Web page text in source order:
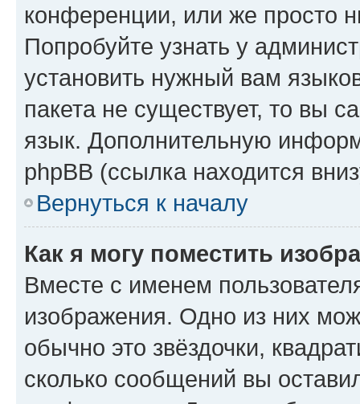
конференции, или же просто
Попробуйте узнать у
установить нужный вам
пакета не существует, то вы
язык. Дополнительную
phpBB (ссылка находится
Вернуться к началу
Как я могу поместить
Вместе с именем
изображения. Одно из них
обычно это звёздочки,
сколько сообщений вы